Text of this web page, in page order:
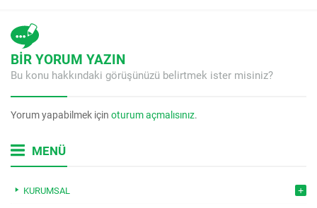
BİR YORUM YAZIN
Bu konu hakkındaki görüşünüzü belirtmek ister misiniz?
Yorum yapabilmek için oturum açmalısınız.
MENÜ
KURUMSAL